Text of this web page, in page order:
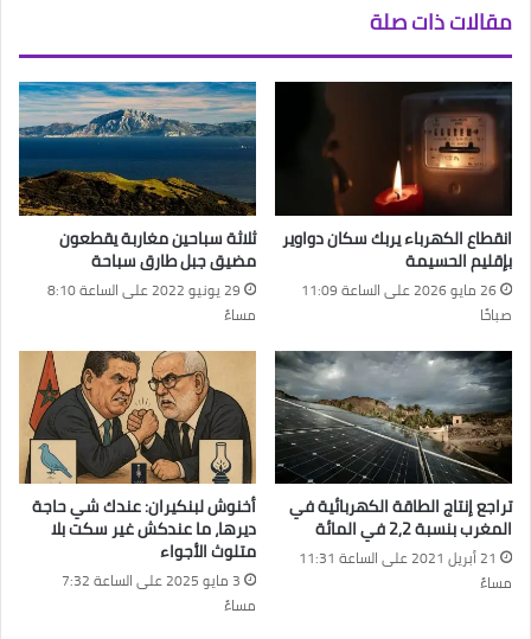
مقالات ذات صلة
انقطاع الكهرباء يربك سكان دواوير
بإقليم الحسيمة
26 مايو 2026 على الساعة 11:09
صباحًا
ثلاثة سباحين مغاربة يقطعون
مضيق جبل طارق سباحة
29 يونيو 2022 على الساعة 8:10
مساءً
تراجع إنتاج الطاقة الكهربائية في
المغرب بنسبة 2,2 في المائة
21 أبريل 2021 على الساعة 11:31
مساءً
أخنوش لبنكيران: عندك شي حاجة
ديرها، ما عندكش غير سكت بلا
متلوث الأجواء
3 مايو 2025 على الساعة 7:32
مساءً